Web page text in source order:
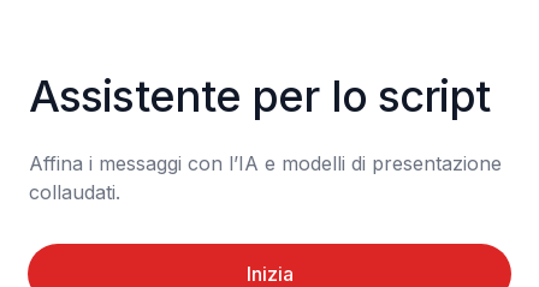
Assistente per lo script
Affina i messaggi con l’IA e modelli di presentazione
collaudati.
Inizia